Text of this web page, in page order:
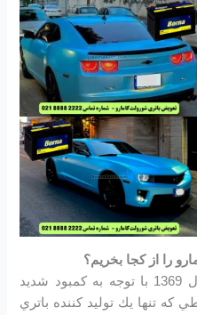
را از کجا بخریم؟
در سال 1369 با توجه به كمبود شديد
كه تنها يك توليد كننده باتري